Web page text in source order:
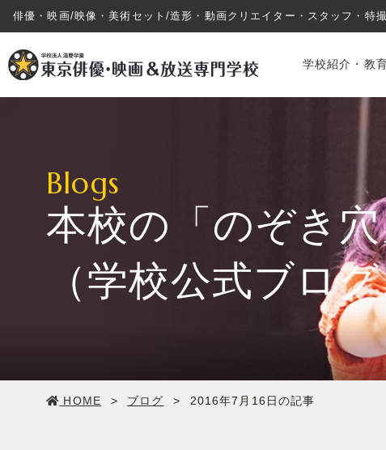
俳優・映画/映像・美術セット/造形・動画クリエイター・スタッフ・特
学校紹介・教
専攻・コース紹介
Blogs
本校の「のぞき
（学校公式ブロ
HOME > ブログ > 2016年7月16日の記事